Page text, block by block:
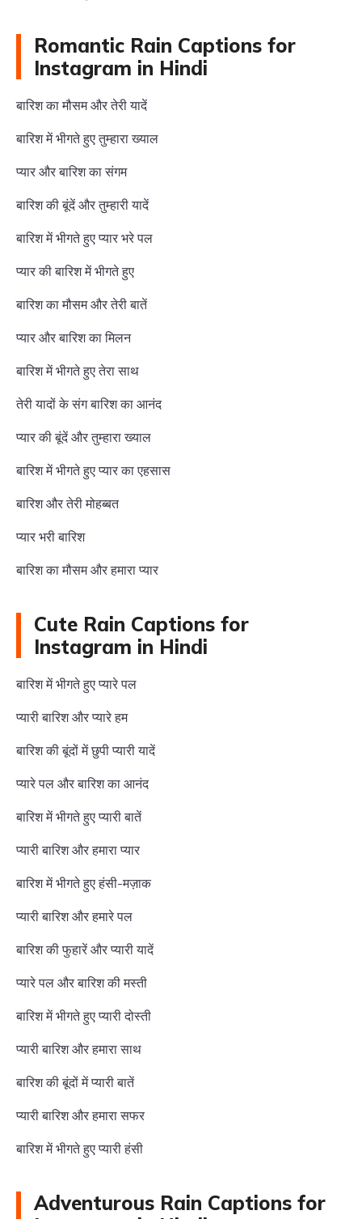
Romantic Rain Captions for
Instagram in Hindi
बारिश का मौसम और तेरी यादें
बारिश में भीगते हुए तुम्हारा ख्याल
प्यार और बारिश का संगम
बारिश की बूंदें और तुम्हारी यादें
बारिश में भीगते हुए प्यार भरे पल
प्यार की बारिश में भीगते हुए
बारिश का मौसम और तेरी बातें
प्यार और बारिश का मिलन
बारिश में भीगते हुए तेरा साथ
तेरी यादों के संग बारिश का आनंद
प्यार की बूंदें और तुम्हारा ख्याल
बारिश में भीगते हुए प्यार का एहसास
बारिश और तेरी मोहब्बत
प्यार भरी बारिश
बारिश का मौसम और हमारा प्यार
Cute Rain Captions for
Instagram in Hindi
बारिश में भीगते हुए प्यारे पल
प्यारी बारिश और प्यारे हम
बारिश की बूंदों में छुपी प्यारी यादें
प्यारे पल और बारिश का आनंद
बारिश में भीगते हुए प्यारी बातें
प्यारी बारिश और हमारा प्यार
बारिश में भीगते हुए हंसी-मज़ाक
प्यारी बारिश और हमारे पल
बारिश की फुहारें और प्यारी यादें
प्यारे पल और बारिश की मस्ती
बारिश में भीगते हुए प्यारी दोस्ती
प्यारी बारिश और हमारा साथ
बारिश की बूंदों में प्यारी बातें
प्यारी बारिश और हमारा सफर
बारिश में भीगते हुए प्यारी हंसी
Adventurous Rain Captions for